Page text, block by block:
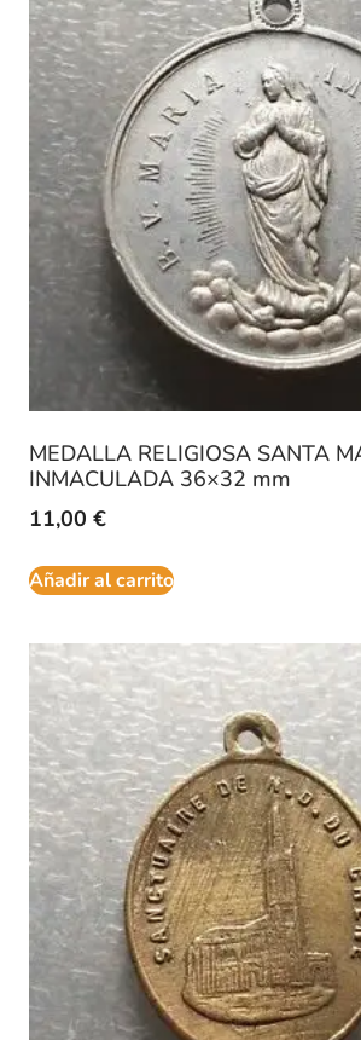
MEDALLA RELIGIOSA SANTA
INMACULADA 36×32 mm
11,00 €
Añadir al carrito